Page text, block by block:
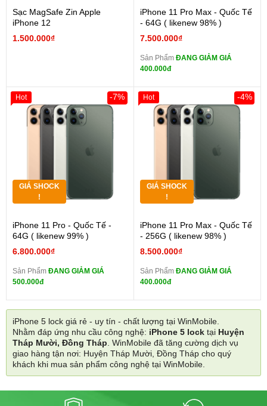
Sạc MagSafe Zin Apple
iPhone 12
1.500.000₫
iPhone 11 Pro Max - Quốc Tế
- 64G ( likenew 98% )
7.500.000₫
Sản Phẩm ĐANG GIẢM GIÁ
400.000đ
GIÁ SHOCK
!
iPhone 11 Pro - Quốc Tế -
64G ( likenew 99% )
6.800.000₫
-7%
Sản Phẩm ĐANG GIẢM GIÁ
500.000đ
Hot
GIÁ SHOCK
!
iPhone 11 Pro Max - Quốc Tế
- 256G ( likenew 98% )
8.500.000₫
-4%
Sản Phẩm ĐANG GIẢM GIÁ
400.000đ
Hot
iPhone 5 lock giá rẻ - uy tín - chất lượng tại WinMobile.
Nhằm đáp ứng nhu cầu công nghệ: iPhone 5 lock tại Huyện
Tháp Mười, Đồng Tháp. WinMobile đã tăng cường dịch vụ
giao hàng tận nơi: Huyện Tháp Mười, Đồng Tháp cho quý
khách khi mua sản phẩm công nghệ tại WinMobile.